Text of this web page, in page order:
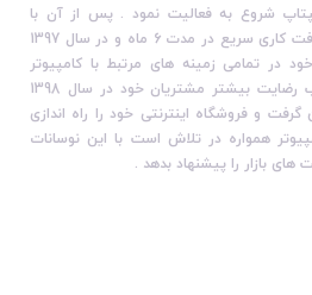
شروع به فعالیت نمود . پس از آن با
استقبال بالای مشتریان و پیشرفت کاری سریع در مدت 6 ماه و در سال 1397
در تمامی زمینه های مرتبط با کامپیوتر
کردیم . ایکا کامپیوتر برای جلب رضایت بیشتر مشتریان خود در سال 1398
و فروشگاه اینترنتی خود را راه اندازی
همواره در تلاش است با این نوسانات
بازار را پیشنهاد بدهد .